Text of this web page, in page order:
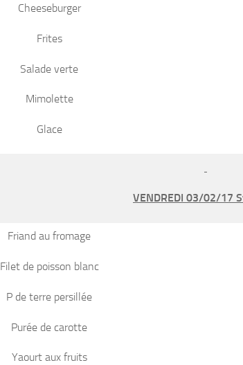
Cheeseburger
Frites
Salade verte
Mimolette
Glace
VENDREDI 03/02/17
Friand au fromage
Filet de poisson blanc
P de terre persillée
Purée de carotte
Yaourt aux fruits